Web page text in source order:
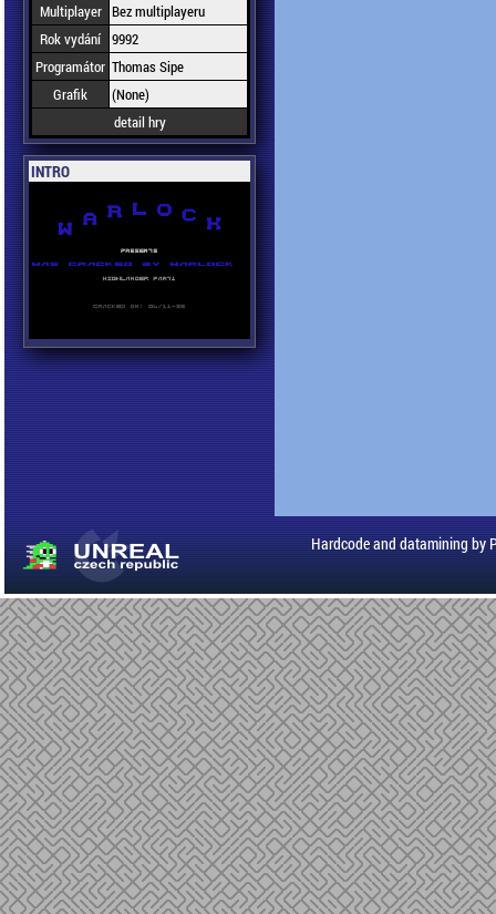
Multiplayer Bez multiplayeru
Rok vydání 9992
Programátor Thomas Sipe
Grafik
(None)
detail hry
INTRO
Hardcode and datamining by